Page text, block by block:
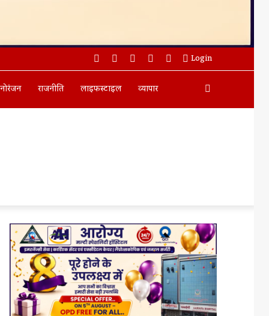
Login
WhatsApp
Instagram
YouTube
Twitter
Facebook
राजनीति लाइफस्टाइल व्यापार